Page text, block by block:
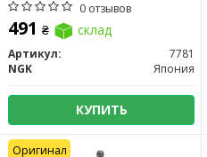
0 отзывов
491 ₴ склад
Артикул:
7781
NGK
Япония
КУПИТЬ
Оригинал